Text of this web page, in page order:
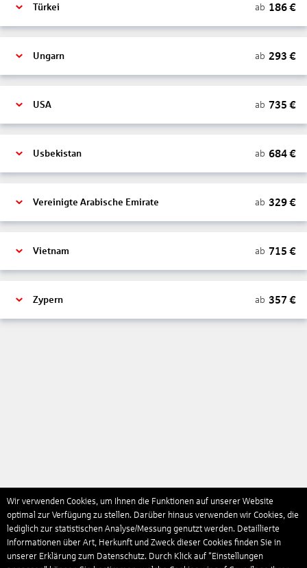
Türkei ab 186€
Ungarn ab 293 €
USA ab 735 €
Usbekistan ab 684€
Vereinigte Arabische Emirate ab 329€
Vietnam ab 715 €
Zypern ab 357 €
Wir verwenden Cookies, um Ihnen die Funktionen auf unserer Website
optimal zur Verfügung zu stellen. Darüber hinaus verwenden wir Cookies, die
lediglich zur statistischen Analyse/Messung genutzt werden. Detaillierte
Informationen über Art, Herkunft und Zweck dieser Cookies finden Sie in
unserer Erklärung zum Datenschutz. Durch Klick auf "Einstellungen